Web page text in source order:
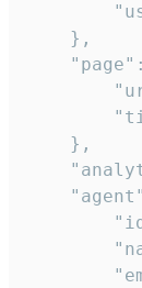
    },
    },